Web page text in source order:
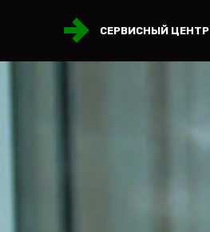
СЕРВИСНЫЙ ЦЕНТР